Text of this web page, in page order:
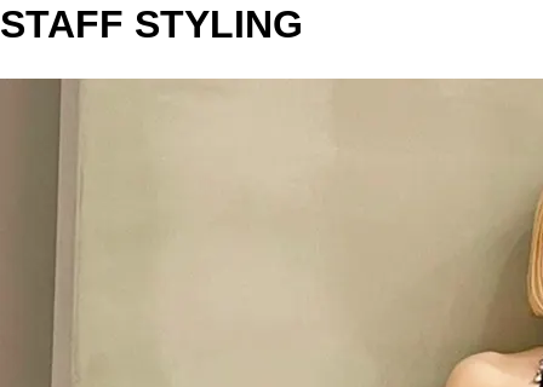
STAFF STYLING